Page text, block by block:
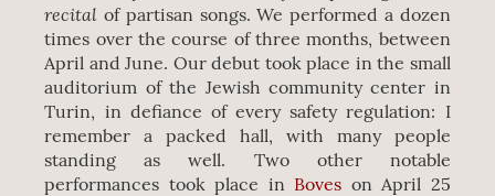
recitalof partisan songs. We performed a dozen
times over the course of three months, between
April and June. Our debut took place in the small
auditorium of the Jewish community center in
Turin, in defiance of every safety regulation: I
remember a packed hall, with many people
standing as well. Two other notable
performances took place in Boves on April 25